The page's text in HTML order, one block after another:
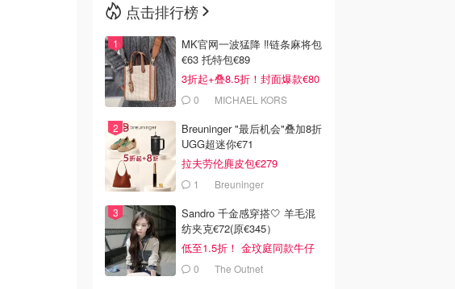
点击排行榜
MK官网一波猛降 ‼️链条麻将包
€63 托特包€89
3折起+叠8.5折！封面爆款€80
0 MICHAEL KORS
Breuninger "最后机会"叠加8折
UGG超迷你€71
拉夫劳伦麂皮包€279
1 Breuninger
Sandro 千金感穿搭🤍 羊毛混
纺夹克€72(原€345）
低至1.5折！ 金玟庭同款牛仔
拼接夹克€144 (原€275）
0 The Outnet